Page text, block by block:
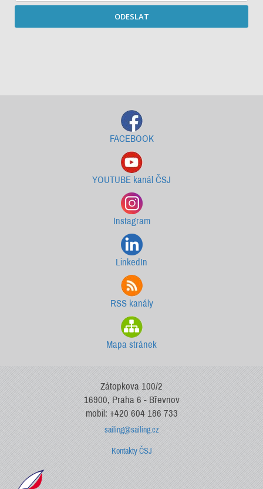
ODESLAT
FACEBOOK
YOUTUBE kanál ČSJ
Instagram
LinkedIn
RSS kanály
Mapa stránek
Zátopkova 100/2
16900, Praha 6 - Břevnov
mobil: +420 604 186 733
sailing@sailing.cz
Kontakty ČSJ